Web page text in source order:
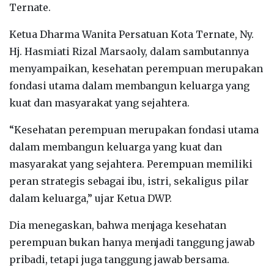
Ternate.
Ketua Dharma Wanita Persatuan Kota Ternate, Ny.
Hj. Hasmiati Rizal Marsaoly, dalam sambutannya
menyampaikan, kesehatan perempuan merupakan
fondasi utama dalam membangun keluarga yang
kuat dan masyarakat yang sejahtera.
“Kesehatan perempuan merupakan fondasi utama
dalam membangun keluarga yang kuat dan
masyarakat yang sejahtera. Perempuan memiliki
peran strategis sebagai ibu, istri, sekaligus pilar
dalam keluarga,” ujar Ketua DWP.
Dia menegaskan, bahwa menjaga kesehatan
perempuan bukan hanya menjadi tanggung jawab
pribadi, tetapi juga tanggung jawab bersama.